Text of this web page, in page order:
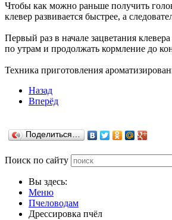
Чтобы как можно раньше получить
клевер развивается быстрее, а
Первый раз в начале зацветания
по утрам и продолжать кормление до
Техника приготовления
Назад
Вперёд
Поделиться…
Поиск по сайту
Вы здесь:
Меню
Пчеловодам
Дрессировка пчёл